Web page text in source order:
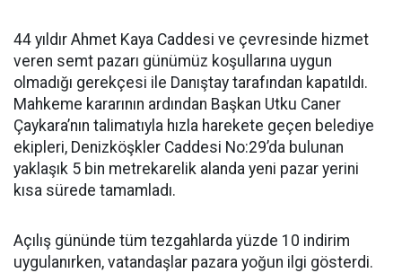
44 yıldır Ahmet Kaya Caddesi ve çevresinde hizmet
veren semt pazarı günümüz koşullarına uygun
olmadığı gerekçesi ile Danıştay tarafından kapatıldı.
Mahkeme kararının ardından Başkan Utku Caner
Çaykara’nın talimatıyla hızla harekete geçen belediye
ekipleri, Denizköşkler Caddesi No:29’da bulunan
yaklaşık 5 bin metrekarelik alanda yeni pazar yerini
kısa sürede tamamladı.
Açılış gününde tüm tezgahlarda yüzde 10 indirim
uygulanırken, vatandaşlar pazara yoğun ilgi gösterdi.